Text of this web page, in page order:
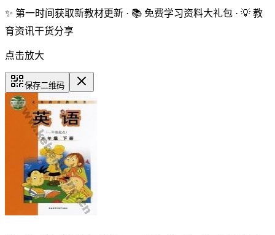
✨ 第一时间获取新教材更新 · 📚 免费学习资料大礼包 · 💡 教
育资讯干货分享
点击放大
保存二维码